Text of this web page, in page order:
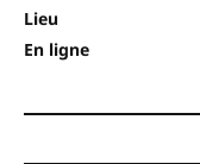
Lieu
En ligne